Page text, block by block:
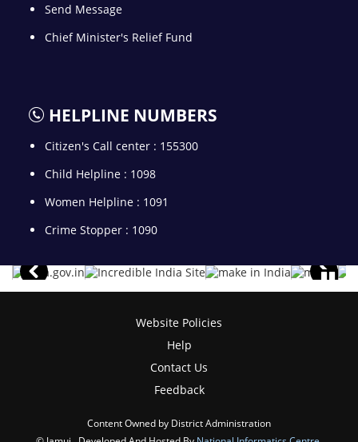
Send Message
Chief Minister's Relief Fund
HELPLINE NUMBERS
Citizen's Call center : 155300
Child Helpline : 1098
Women Helpline : 1091
Crime Stopper : 1090
Website Policies
Help
Contact Us
Feedback
Content Owned by District Administration